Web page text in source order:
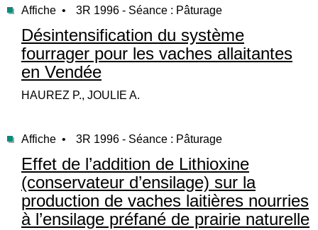
Affiche • 3R 1996 - Séance : Pâturage
Désintensification du système
fourrager pour les vaches allaitantes
en Vendée
HAUREZ P., JOULIE A.
Affiche • 3R 1996 - Séance : Pâturage
Effet de l’addition de Lithioxine
(conservateur d’ensilage) sur la
production de vaches laitières nourries
à l’ensilage préfané de prairie naturelle